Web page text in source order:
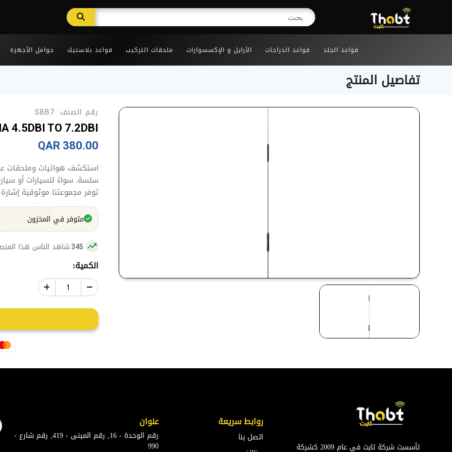
قواعد الجلد قواعد الدراجات الأرايل و الإكسسوارات ملحقات التركيب قواعد بلاستيك حوامل الأجهزة
تفاصيل المنتج
رقم الصنف: SBB7
4.5DBI TO 7.2DBI
380.00 QAR
استكشف هوائيات وملحقات
سلسة. سواءً للسيارات أو
توفر مجموعتنا موثوقية
متوفر في المخزون
345 شاهد الناس هذا
الكمية:
تأسست شركة ثابت في عام 2009 كشركة
روابط سريعة
اتصل بنا
عنوان
رقم الوحدة - 16, رقم المبنى - 419, رقم شارع -
990